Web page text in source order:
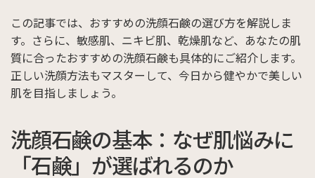
この記事では、おすすめの洗顔石鹸の選び方を解説しま
す。さらに、敏感肌、ニキビ肌、乾燥肌など、あなたの肌
質に合ったおすすめの洗顔石鹸も具体的にご紹介します。
正しい洗顔方法もマスターして、今日から健やかで美しい
肌を目指しましょう。
洗顔石鹸の基本：なぜ肌悩みに
「石鹸」が選ばれるのか